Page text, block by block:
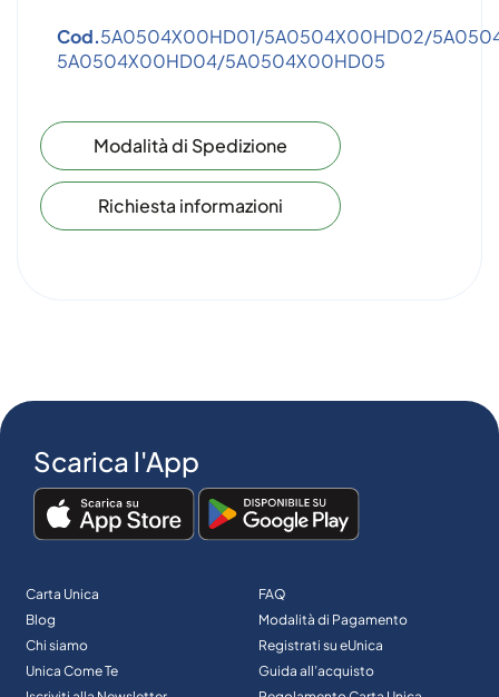
Cod.5A0504X00HD01/5A0504X00HD02/
5A0504X00HD04/5A0504X00HD05
Modalità di Spedizione
Richiesta informazioni
Scarica l'App
Carta Unica
Blog
Chi siamo
Unica Come Te
FAQ
Modalità di Pagamento
Registrati su eUnica
Guida all’acquisto